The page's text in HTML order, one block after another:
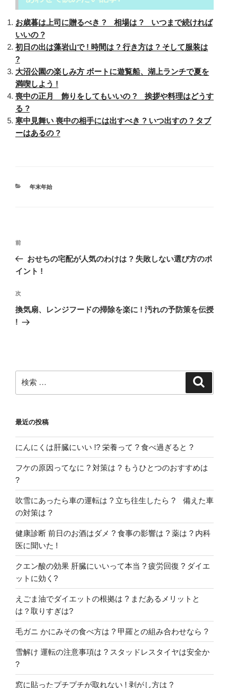
お歳暮は上司に贈るべき ? 相場は ? いつまで続ければ
いいの ?
初日の出は藻岩山で ! 時間は ? 行き方は ? そして服装は
?
大沼公園の楽しみ方 ボートに遊覧船、湖上ランチで夏を
満喫しよう !
喪中の正月 飾りをしてもいいの ? 挨拶や料理はどうす
る ?
寒中見舞い 喪中の相手には出すべき ? いつ出すの ? タブ
ーはあるの ?
カ
年末年始
投
ナ
ゲ
ー
シ
過
去
の
稿
前
おせちの宅配が人気のわけは ? 失敗しない選び方のポ
イント !
次
の
投
次
換気扇、レンジフードの掃除を楽に ! 汚れの予防策を伝授
!
検
索:
最近の投稿
にんにくは肝臓にいい !? 栄養って ? 食べ過ぎると ?
フケの原因ってなに ? 対策は ? もうひとつのおすすめは
?
吹雪にあったら車の運転は ? 立ち往生したら ? 備えた車
の対策は ?
健康診断 前日のお酒はダメ ? 食事の影響は ? 薬は ? 内科
医に聞いた !
クエン酸の効果 肝臓にいいって本当 ? 疲労回復 ? ダイエ
ットに効く?
えごま油でダイエットの根拠は ? まだあるメリットと
は？取りすぎは?
毛ガニ かにみその食べ方は ? 甲羅との組み合わせなら ?
雪解け 運転の注意事項は ? スタッドレスタイヤは安全か
?
窓に貼ったプチプチが取れない ! 剥がし方は ?